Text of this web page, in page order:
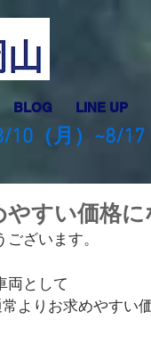
BLOG LINE UP
10（月）~8/
やすい価格
ざいます。
両として
常よりお求めやすい